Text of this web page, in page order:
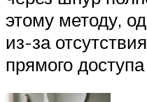
этому методу,
из-за
прямого